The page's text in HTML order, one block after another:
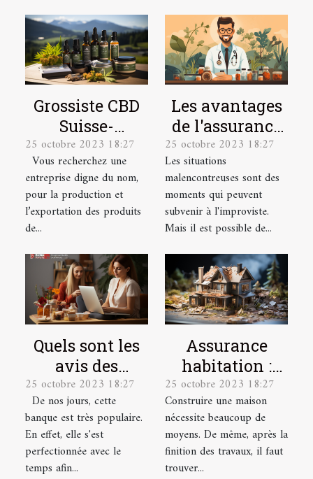
Grossiste CBD
Suisse-
Producteur &
Exportateur
25 octobre 2023 18:27
Vous recherchez une
entreprise digne du nom,
pour la production et
l’exportation des produits
de...
Les avantages
de l'assurance
santé pour les
salariés
25 octobre 2023 18:27
Les situations
malencontreuses sont des
moments qui peuvent
subvenir à l'improviste.
Mais il est possible de...
Quels sont les
avis des
utilisateurs sur
la banque en
ligne
Boursorama ?
25 octobre 2023 18:27
De nos jours, cette
banque est très populaire.
En effet, elle s'est
perfectionnée avec le
temps afin...
Assurance
habitation :
quelles sont les
garanties ?
25 octobre 2023 18:27
Construire une maison
nécessite beaucoup de
moyens. De même, après la
finition des travaux, il faut
trouver...